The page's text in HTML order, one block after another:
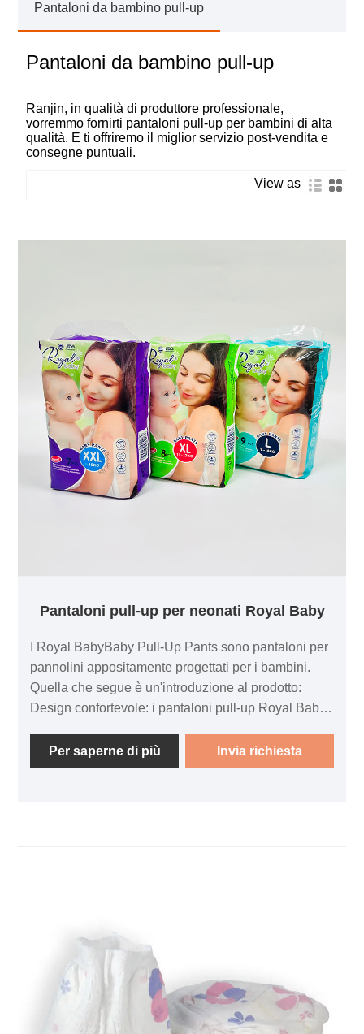
Pantaloni da bambino pull-up
Pantaloni da bambino pull-up
Ranjin, in qualità di produttore professionale,
vorremmo fornirti pantaloni pull-up per bambini di alta
qualità. E ti offriremo il miglior servizio post-vendita e
consegne puntuali.
View as
Pantaloni pull-up per neonati Royal Baby
I Royal BabyBaby Pull-Up Pants sono pantaloni per
pannolini appositamente progettati per i bambini.
Quella che segue è un'introduzione al prodotto:
Design confortevole: i pantaloni pull-up Royal Baby
garantire il comfort del bambino e ridurre l'irritazione
della pelle del bambino.
Per saperne di più Invia richiesta